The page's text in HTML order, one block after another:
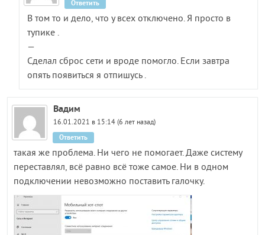
В том то и дело, что у всех отключено. Я просто в
тупике .
—
Сделал сброс сети и вроде помогло. Если завтра
опять появиться я отпишусь .
Ответить
Вадим
16.01.2021 в 15:14 (6 лет назад)
такая же проблема. Ни чего не помогает. Даже систему
переставлял, всё равно всё тоже самое. Ни в одном
подключении невозможно поставить галочку.
Ответить